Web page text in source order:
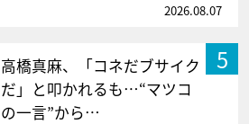
2026.08.07
5
高橋真麻、「コネだブサイク
だ」と叩かれるも…“マツコ
の一言”から…